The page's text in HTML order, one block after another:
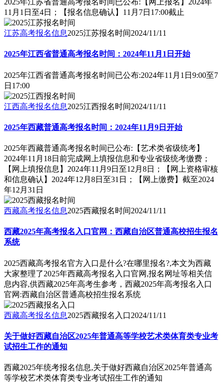
2025年江苏省普通高考报名时间已公布:【网上报名】2024年
11月1日至4日；【报名信息确认】11月7日17:00截止
江苏高考报名信息2025江苏报名时间2024/11/11
2025年江西省普通高考报名时间：2024年11月1日开始
2025年江西省普通高考报名时间已公布:2024年11月1日9:00至7
日17:00
江西高考报名信息2025江西报名时间2024/11/11
2025年西藏普通高考报名时间：2024年11月9日开始
2025年西藏普通高考报名时间已公布:【艺术类省级统考】
2024年11月18日前完成网上填报信息和专业省级统考缴费；
【网上填报信息】2024年11月9日至12月8日；【网上资格审核
和信息确认】2024年12月8日至31日；【网上缴费】截至2024
年12月31日
西藏高考报名信息2025西藏报名时间2024/11/11
西藏2025年高考报名入口官网：西藏自治区普通高校招生报名
系统
2025西藏高考报名官方入口是什么?在哪里报名?,本文为西藏
大家整理了2025年西藏高考报名入口官网,报名网址等相关信
息内容,供西藏2025年高考生参考，西藏2025年高考报名入口
官网:西藏自治区普通高校招生报名系统
西藏高考报名信息2025西藏报名入口2024/11/11
关于做好西藏自治区2025年普通高等学校艺术类体育类专业考
试招生工作的通知
西藏2025年统考报名信息,关于做好西藏自治区2025年普通高
等学校艺术类体育类专业考试招生工作的通知